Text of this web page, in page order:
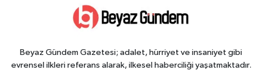
Beyaz Gündem Gazetesi; adalet, hürriyet ve insaniyet gibi
evrensel ilkleri referans alarak, ilkesel haberciliği yaşatmaktadır.